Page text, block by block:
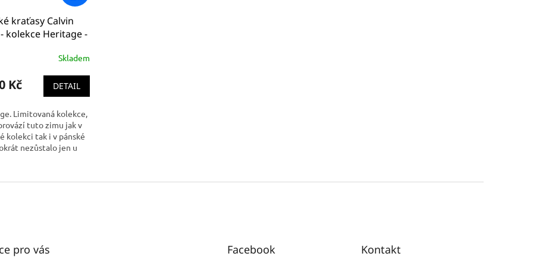
kraťasy Calvin
kolekce Heritage -
Skladem
Kč DETAIL
Limitovaná kolekce,
tuto zimu jak v
kolekci tak i v pánské
nezůstalo jen u
pro vás Facebook Kontakt